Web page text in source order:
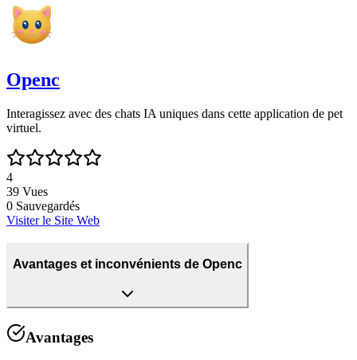
Openc
Interagissez avec des chats IA uniques dans cette application de pet
virtuel.
4
39 Vues
0 Sauvegardés
Visiter le Site Web
Avantages et inconvénients de Openc
Avantages